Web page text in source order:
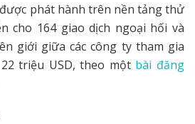
phát hành trên nền tảng thử
cho 164 giao dịch ngoại hối và
giới giữa các công ty tham gia
triệu USD, theo một bài đăng